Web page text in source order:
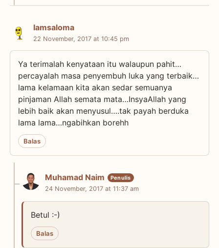
Iamsaloma
22 November, 2017 at 10:45 pm
Ya terimalah kenyataan itu walaupun pahit…
percayalah masa penyembuh luka yang terbaik…
lama kelamaan kita akan sedar semuanya
pinjaman Allah semata mata…InsyaAllah yang
lebih baik akan menyusul….tak payah berduka
lama lama…ngabihkan borehh
Balas
Muhamad Naim
24 November, 2017 at 11:37 am
Betul :-)
Balas